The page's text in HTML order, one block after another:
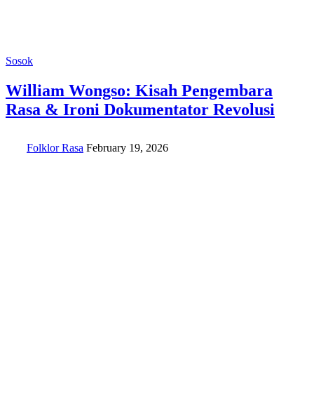
Sosok
William Wongso: Kisah Pengembara
Rasa & Ironi Dokumentator Revolusi
Folklor Rasa February 19, 2026